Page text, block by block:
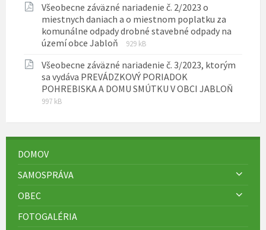
pdf
Všeobecne záväzné nariadenie č. 2/2023 o
miestnych daniach a o miestnom poplatku za
komunálne odpady drobné stavebné odpady na
území obce Jabloň
Prípona
pdf
Veľkosť
929 kB
Všeobecne záväzné nariadenie č. 3/2023, ktorým
sa vydáva PREVÁDZKOVÝ PORIADOK
POHREBISKA A DOMU SMÚTKU V OBCI JABLOŇ
997 kB
DOMOV
SAMOSPRÁVA
OBEC
FOTOGALÉRIA